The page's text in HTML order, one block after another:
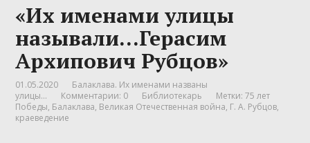
«Их именами улицы
называли…Герасим
Архипович Рубцов»
01.05.2020
Балаклава. Их именами названы
улицы...
Комментарии: 0 Библиотекарь Метки:75 лет
Победы, Балаклава, Великая Отечественная война, Г. А. Рубцов,
краеведение